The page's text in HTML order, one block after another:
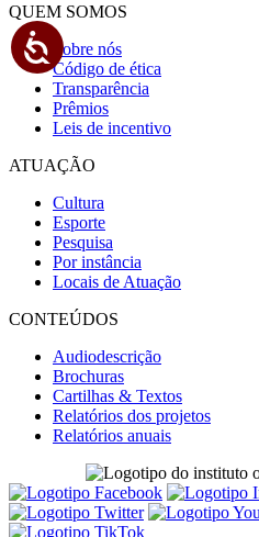
Acessibilidade
QUEM SOMOS
Sobre nós
Código de ética
Transparência
Prêmios
Leis de incentivo
ATUAÇÃO
Cultura
Esporte
Pesquisa
Por instância
Locais de Atuação
CONTEÚDOS
Audiodescrição
Brochuras
Cartilhas & Textos
Relatórios dos projetos
Relatórios anuais